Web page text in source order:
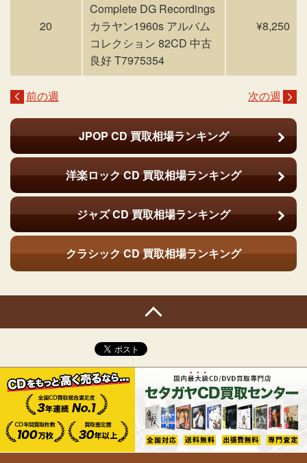
20
Complete DG Recordings
カラヤン1960s アルバム
コレクション 82CD 中古
良好 T7975354
¥8,250
前の週 次の週
JPOP CD買取相場ランキング
洋楽ロック CD買取相場ランキング
ジャズ CD買取相場ランキング
クラシック CD 買取相場ランキング